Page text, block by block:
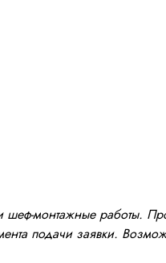
монтажные работы.
подачи заявки.